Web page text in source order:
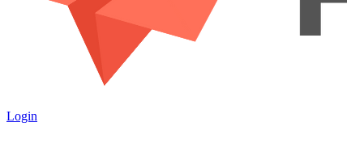
Login